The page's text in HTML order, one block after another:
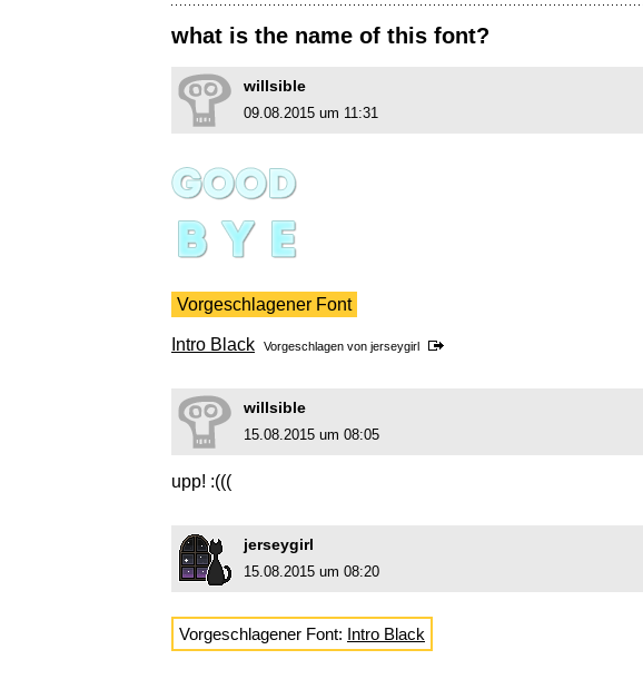
what is the name of this font?
willsible
09.08.2015 um 11:31
Vorgeschlagener Font
Intro Black Vorgeschlagen von jerseygirl
willsible
15.08.2015 um 08:05
upp! :(((
jerseygirl
15.08.2015 um 08:20
Vorgeschlagener Font: Intro Black